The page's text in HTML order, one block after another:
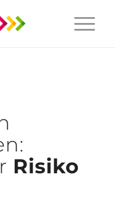
Risiko